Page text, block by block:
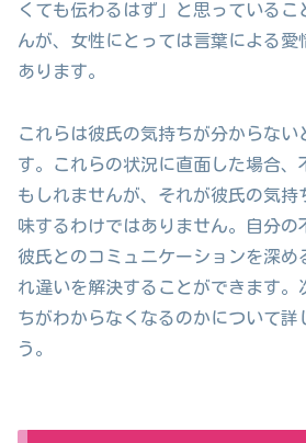
くても伝わるはず」と思っているこ
んが、女性にとっては言葉による愛
あります。
これらは彼氏の気持ちが分からない
す。これらの状況に直面した場合、
もしれませんが、それが彼氏の気持
味するわけではありません。自分の
彼氏とのコミュニケーションを深め
れ違いを解決することができます。
ちがわからなくなるのかについて詳
う。